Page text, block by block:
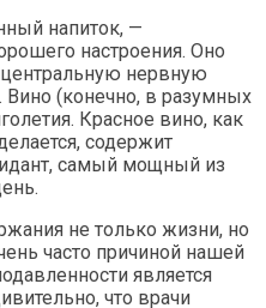
напиток, —
настроения. Оно
нервную
Вино (конечно, в разумных
Красное вино, как
содержит
самый мощный из
не только жизни, но
часто причиной нашей
является
что врачи